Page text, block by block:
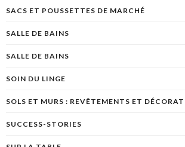
SACS ET POUSSETTES DE MARCHÉ
SALLE DE BAINS
SALLE DE BAINS
SOIN DU LINGE
SOLS ET MURS : REVÊTEMENTS ET
SUCCESS-STORIES